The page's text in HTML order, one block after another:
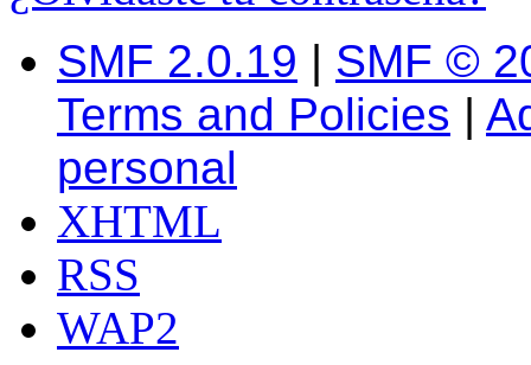
SMF 2.0.19 | SMF ©
Terms and Policies |
personal
XHTML
RSS
WAP2